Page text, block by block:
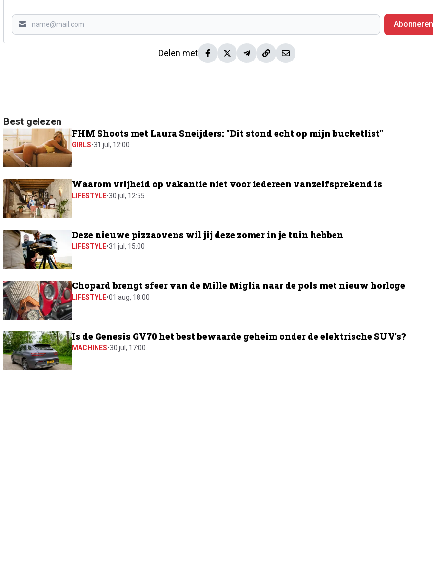
Abonneren
Delen met
Best gelezen
FHM Shoots met Laura Sneijders: "Dit stond echt op mijn bucketlist"
GIRLS•31 jul, 12:00
Waarom vrijheid op vakantie niet voor iedereen vanzelfsprekend is
LIFESTYLE•30 jul, 12:55
Deze nieuwe pizzaovens wil jij deze zomer in je tuin hebben
LIFESTYLE•31 jul, 15:00
Chopard brengt sfeer van de Mille Miglia naar de pols met nieuw horloge
LIFESTYLE•01 aug, 18:00
Is de Genesis GV70 het best bewaarde geheim onder de elektrische SUV's?
MACHINES•30 jul, 17:00